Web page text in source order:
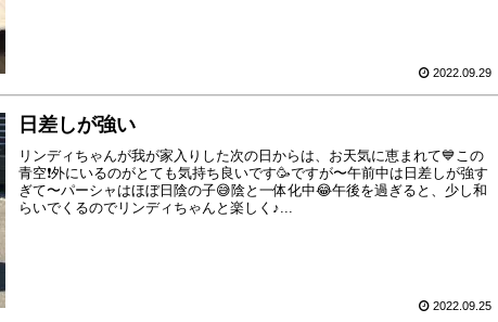
2022.09.29
日差しが強い
リンディちゃんが我が家入りした次の日からは、お天気に恵まれて💙この
青空❗️外にいるのがとても気持ち良いです🥳ですが〜午前中は日差しが強す
ぎて〜パーシャはほぼ日陰の子😅陰と一体化中😂午後を過ぎると、少し和
らいでくるのでリンディちゃんと楽しく♪...
2022.09.25